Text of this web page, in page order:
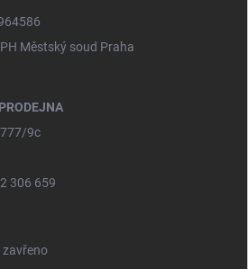
Městský soud Praha
777/9c
306 659
zavřeno